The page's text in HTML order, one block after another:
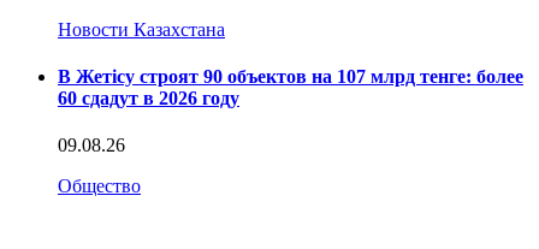
Новости Казахстана
В Жетісу строят 90 объектов на 107 млрд тенге: более
60 сдадут в 2026 году
09.08.26
Общество